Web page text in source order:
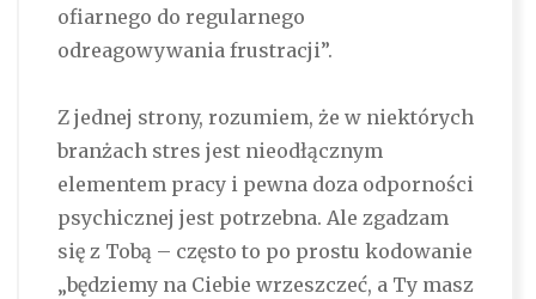
ofiarnego do regularnego
odreagowywania frustracji”.
Z jednej strony, rozumiem, że w niektórych
branżach stres jest nieodłącznym
elementem pracy i pewna doza odporności
psychicznej jest potrzebna. Ale zgadzam
się z Tobą – często to po prostu kodowanie
„będziemy na Ciebie wrzeszczeć, a Ty masz